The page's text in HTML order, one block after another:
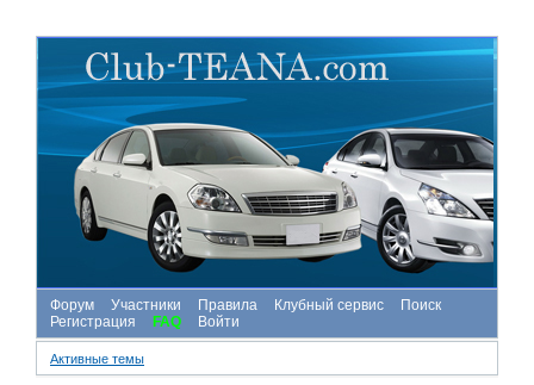
Форум Участники Правила Клубный сервис
Поиск
Регистрация
FAQ Войти
Активные темы